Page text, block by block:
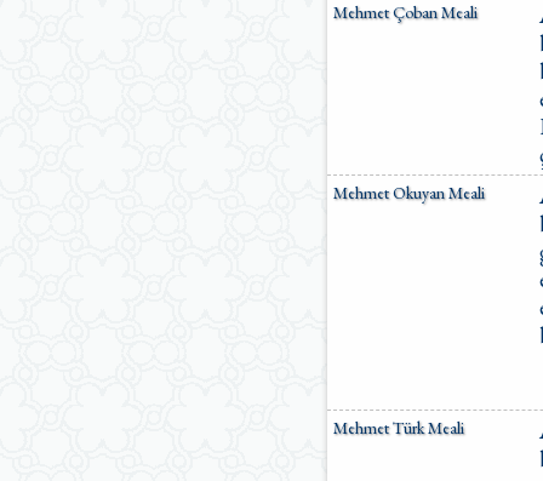
Mehmet Çoban Meali
Mehmet Okuyan Meali
Mehmet Türk Meali